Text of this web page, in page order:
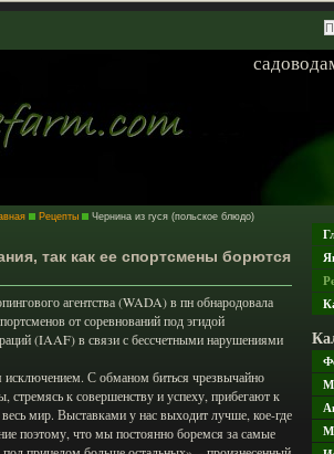
Рецепты Чернина из гуся (польское блюдо)
так как ее спортсмены борются
агентства (WADA) в пн обнародовала
от соревнований под эгидой
(IAAF) в связи с бессчетными нарушениями
исключением. С обманом биться чрезвычайно
к совершенству и успеху, прибегают к
мир. Выставками у нас выходит лучше, кое-где
поэтому, что мы постоянно боремся за самые